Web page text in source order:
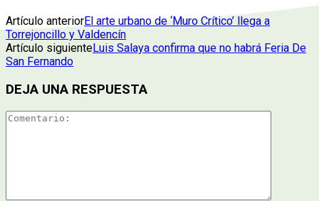
Artículo anteriorEl arte urbano de ‘Muro Crítico’ llega a
Torrejoncillo y Valdencín
Artículo siguienteLuis Salaya confirma que no habrá Feria De
San Fernando
DEJA UNA RESPUESTA